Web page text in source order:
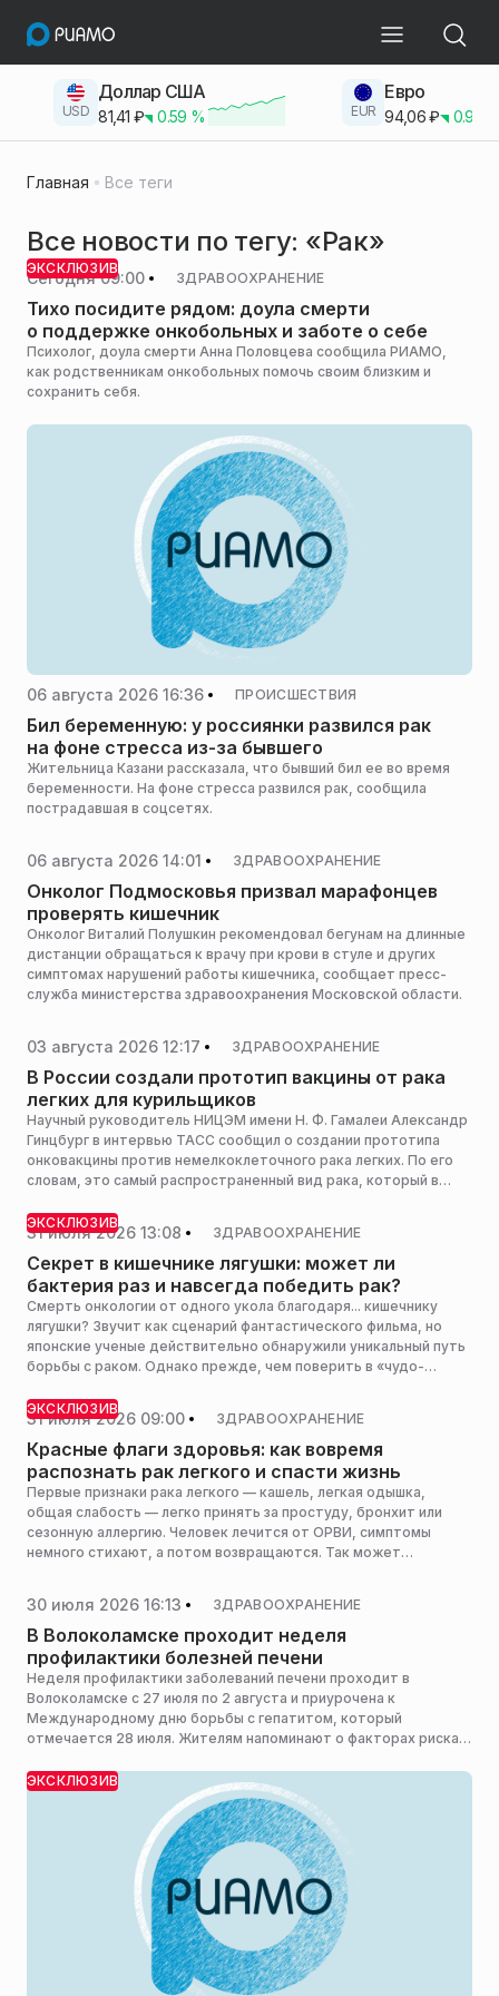
USD
Доллар США
81,41 ₽ 0.59 % EUR
Евро
94,06₽ 0.93
Главная Все теги
Все новости по тегу: «Рак»
ЭКСКЛЮЗИВ
Сегодня 09:00 ЗДРАВООХРАНЕНИЕ
Тихо посидите рядом: доула смерти
о поддержке онкобольных и заботе о себе
Психолог, доула смерти Анна Половцева сообщила РИАМО,
как родственникам онкобольных помочь своим близким и
сохранить себя.
06 августа 2026 16:36 ПРОИСШЕСТВИЯ
Бил беременную: у россиянки развился рак
на фоне стресса из-за бывшего
Жительница Казани рассказала, что бывший бил ее во время
беременности. На фоне стресса развился рак, сообщила
пострадавшая в соцсетях.
06 августа 2026 14:01 ЗДРАВООХРАНЕНИЕ
Онколог Подмосковья призвал марафонцев
проверять кишечник
Онколог Виталий Полушкин рекомендовал бегунам на длинные
дистанции обращаться к врачу при крови в стуле и других
симптомах нарушений работы кишечника, сообщает пресс-
служба министерства здравоохранения Московской области.
03 августа 2026 12:17 ЗДРАВООХРАНЕНИЕ
В России создали прототип вакцины от рака
легких для курильщиков
Научный руководитель НИЦЭМ имени Н. Ф. Гамалеи Александр
Гинцбург в интервью ТАСС сообщил о создании прототипа
онковакцины против немелкоклеточного рака легких. По его
словам, это самый распространенный вид рака, который в
ЭКСКЛЮЗИВ
31 июля 2026 13:08 ЗДРАВООХРАНЕНИЕ
Секрет в кишечнике лягушки: может ли
бактерия раз и навсегда победить рак?
Смерть онкологии от одного укола благодаря... кишечнику
лягушки? Звучит как сценарий фантастического фильма, но
японские ученые действительно обнаружили уникальный путь
борьбы с раком. Однако прежде, чем поверить в «чудо-
опасное преувеличение. Уролог-андролог, хирург, онколог, к.
м. н., главный врач центра хирургии «Персона» Антон Самсонов
объяснил РИАМО, что означает это открытие.
ЭКСКЛЮЗИВ
31 июля 2026 09:00 ЗДРАВООХРАНЕНИЕ
Красные флаги здоровья: как вовремя
распознать рак легкого и спасти жизнь
Первые признаки рака легкого — кашель, легкая одышка,
общая слабость — легко принять за простуду, бронхит или
сезонную аллергию. Человек лечится от ОРВИ, симптомы
немного стихают, а потом возвращаются. Так может
Фатьянова.
30 июля 2026 16:13 ЗДРАВООХРАНЕНИЕ
В Волоколамске проходит неделя
профилактики болезней печени
Неделя профилактики заболеваний печени проходит в
Волоколамске с 27 июля по 2 августа и приурочена к
Международному дню борьбы с гепатитом, который
отмечается 28 июля. Жителям напоминают о факторах риска и
диспансеризации, сообщает пресс-служба министерства
здравоохранения Московской области.
ЭКСКЛЮЗИВ